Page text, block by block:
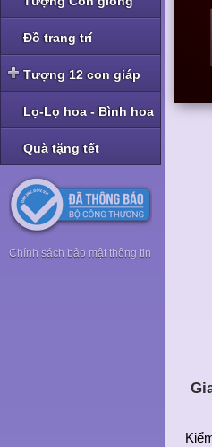
Tỳ Hưu
Tượng linh vật Rồng
Thiềm Thừ
Đồ trang trí
Tượng 12 con giáp
Tượng bộ Giáp bé
Tượng bộ Giáp nhỡ
Tượng bộ Giáp to
Tượng bộ Giáp hoa
Lọ-Lọ hoa - Bình hoa
Quà tặng tết
Chính sách bảo mật thông tin